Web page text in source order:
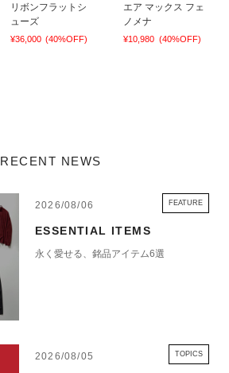
リボンフラットシ
ューズ
¥36,000 (40%OFF)
エア マックス フェ
ノメナ
¥10,980 (40%OFF)
RECENT NEWS
2026/08/06 FEATURE
ESSENTIAL ITEMS
永く愛せる、銘品アイテム6選
2026/08/05 TOPICS